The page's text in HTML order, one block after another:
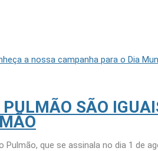
PULMÃO SÃO
que se assinala no dia 1 de